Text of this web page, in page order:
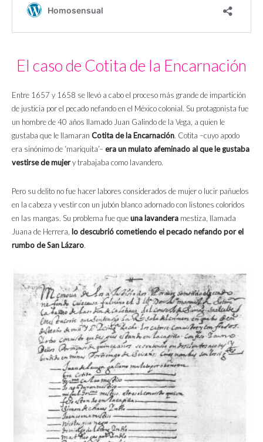
El caso de Cotita de la Encarnación
Entre 1657 y 1658 se llevó a cabo el proceso más grande de impartición
de justicia por el pecado nefando en el México colonial. Su protagonista fue
un hombre de 40 años llamado Juan Galindo de la Vega, a quien le
gustaba que le llamaran Cotita de la Encarnación. Cotita –cuyo apodo
era sinónimo de ‘mariquita’– era un mulato afeminado al que le gustaba
vestirse de mujery trabajaba como lavandero.
Pero su delito no fue hacer labores considerados de mujer o lucir pañuelos
en la cabeza y vestir con un jubón blanco adornado con listones coloridos
en las mangas. Su problema fue queuna lavandera mestiza, llamada
Juana de Herrera, lo descubrió cometiendo el pecado nefando por el
rumbo de San Lázaro.